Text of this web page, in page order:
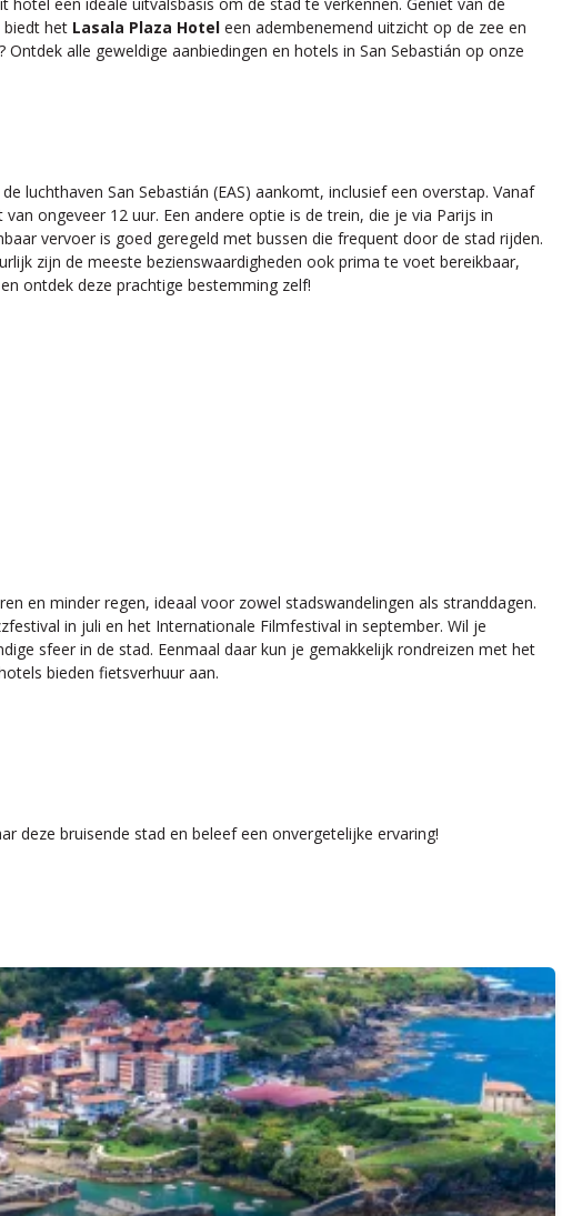
biedt het Lasala Plaza Hotel een adembenemend uitzicht op de zee en
alle geweldige aanbiedingen en hotels in San Sebastián op onze
luchthaven San Sebastián (EAS) aankomt, inclusief een overstap. Vanaf
ongeveer 12 uur. Een andere optie is de trein, die je via Parijs in
vervoer is goed geregeld met bussen die frequent door de stad rijden.
zijn de meeste bezienswaardigheden ook prima te voet bereikbaar,
ontdek deze prachtige bestemming zelf!
en minder regen, ideaal voor zowel stadswandelingen als stranddagen.
in juli en het Internationale Filmfestival in september. Wil je
sfeer in de stad. Eenmaal daar kun je gemakkelijk rondreizen met het
bieden fietsverhuur aan.
deze bruisende stad en beleef een onvergetelijke ervaring!